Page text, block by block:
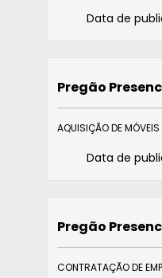
Data de
Pregão
AQUISIÇÃO DE
Data de
Pregão
CONTRATAÇÃO DE